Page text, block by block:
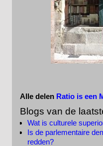
Alle delen Ratio is een
Blogs van de
Wat is culturele
Is de parlementaire
redden?